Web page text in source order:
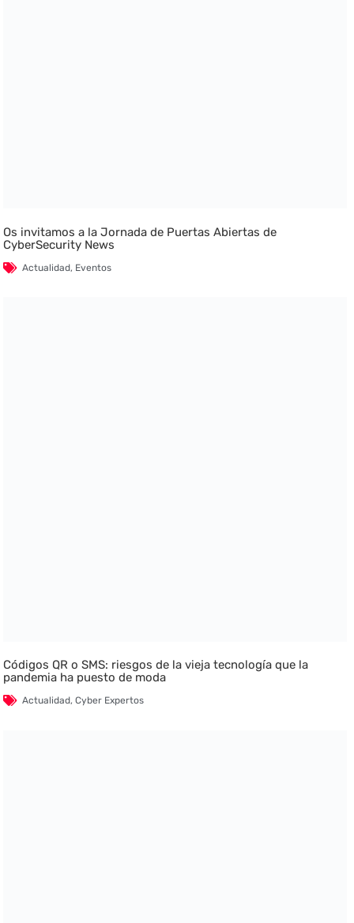
Os invitamos a la Jornada de Puertas Abiertas de
CyberSecurity News
Actualidad, Eventos
Códigos QR o SMS: riesgos de la vieja tecnología que la
pandemia ha puesto de moda
Actualidad,Cyber Expertos